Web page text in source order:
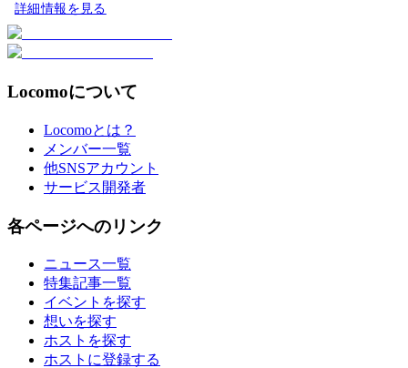
詳細情報を見る
Locomoについて
Locomoとは？
メンバー一覧
他SNSアカウント
サービス開発者
各ページへのリンク
ニュース一覧
特集記事一覧
イベントを探す
想いを探す
ホストを探す
ホストに登録する